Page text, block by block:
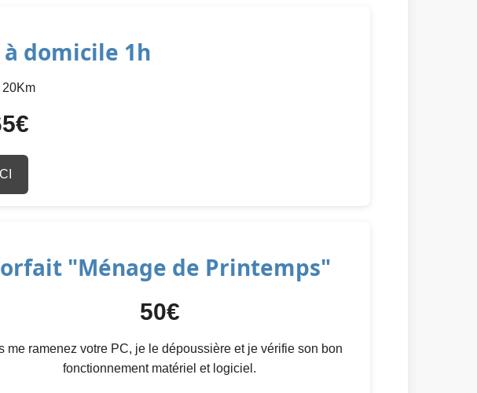
domicile 1h
"Ménage de Printemps"
50€
me ramenez votre PC, je le dépoussière et je vérifie son bon
fonctionnement matériel et logiciel.